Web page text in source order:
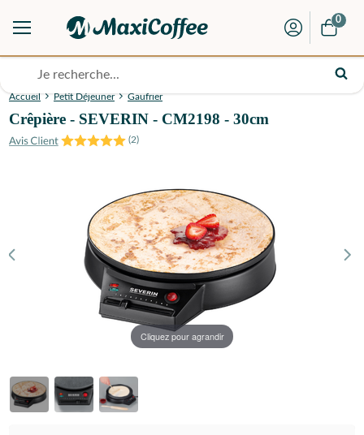
0
Accueil Petit Déjeuner Gaufrier
Crêpière - SEVERIN - CM2198 - 30cm
(2)
Cliquez pour agrandir